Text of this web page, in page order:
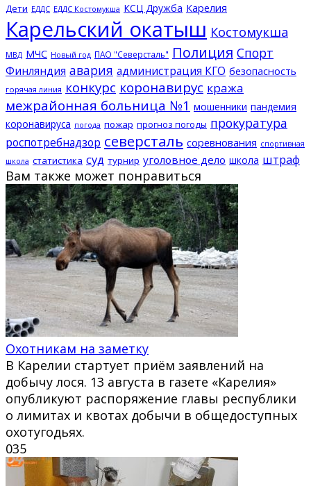
Дети ЕДДС ЕДДС Костомукша КСЦ Дружба Карелия
Карельский окатыш Костомукша
МВД МЧС Новый год ПАО "Северсталь" Полиция Спорт
Финляндия авария администрация КГО безопасность
горячая линия конкурс коронавирус кража
межрайонная больница №1 мошенники пандемия
коронавируса погода пожар прогноз погоды прокуратура
роспотребнадзор северсталь соревнования спортивная
школа статистика суд турнир уголовное дело школа штраф
Вам также может понравиться
Охотникам на заметку
В Карелии стартует приём заявлений на
добычу лося. 13 августа в газете «Карелия»
опубликуют распоряжение главы республики
о лимитах и квотах добычи в общедоступных
охотугодьях.
035